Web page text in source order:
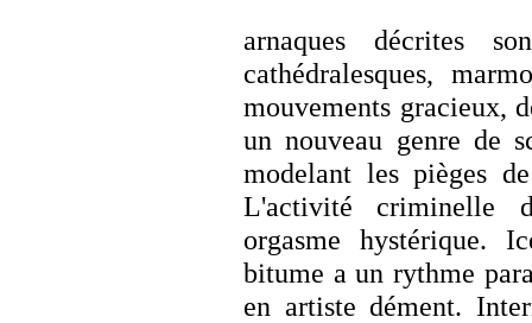
arnaques décrites
cathédralesques,
mouvements gracieux,
un nouveau genre de
modelant les pièges
L'activité criminelle
orgasme hystérique.
bitume a un rythme
en artiste dément.